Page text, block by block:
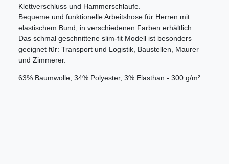
Klettverschluss und Hammerschlaufe.
Bequeme und funktionelle Arbeitshose für Herren mit
elastischem Bund, in verschiedenen Farben erhältlich.
Das schmal geschnittene slim-fit Modell ist besonders
geeignet für: Transport und Logistik, Baustellen, Maurer
und Zimmerer.
63% Baumwolle, 34% Polyester, 3% Elasthan - 300 g/m²